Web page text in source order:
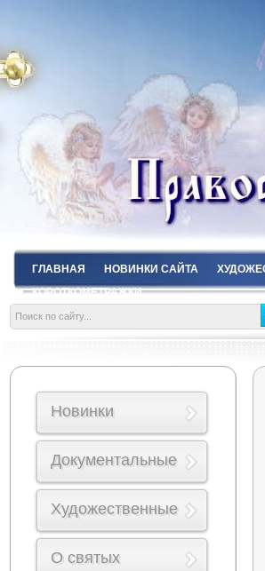
ГЛАВНАЯ НОВИНКИ САЙТА
КОРОТКОМЕТРАЖКИ
Новинки
Документальные
Художественные
О святых